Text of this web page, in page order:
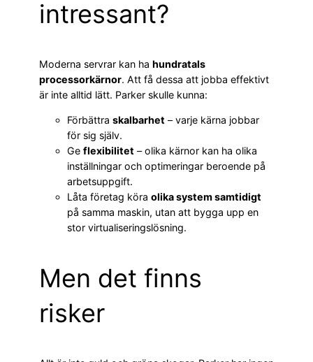
intressant?
Moderna servrar kan ha hundratals
processorkärnor. Att få dessa att jobba effektivt
är inte alltid lätt. Parker skulle kunna:
Förbättra skalbarhet – varje kärna jobbar
för sig själv.
Ge flexibilitet – olika kärnor kan ha olika
inställningar och optimeringar beroende på
arbetsuppgift.
Låta företag köra olika system samtidigt
på samma maskin, utan att bygga upp en
stor virtualiseringslösning.
Men det finns
risker